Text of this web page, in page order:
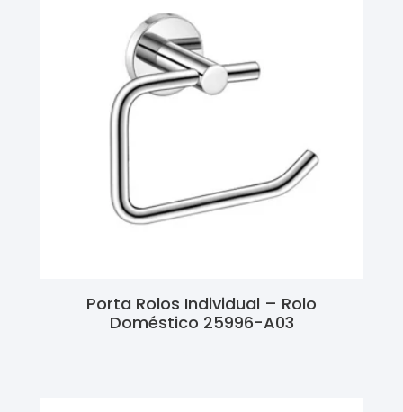
Porta Rolos Individual – Rolo
Doméstico 25996-A03